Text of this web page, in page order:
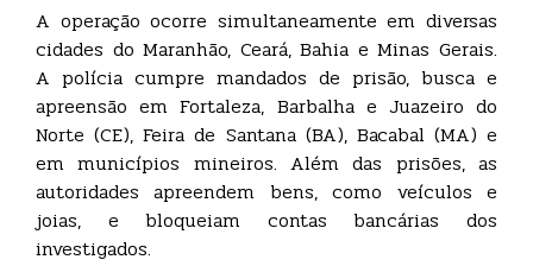
A operação ocorre simultaneamente em diversas
cidades do Maranhão, Ceará, Bahia e Minas Gerais.
A polícia cumpre mandados de prisão, busca e
apreensão em Fortaleza, Barbalha e Juazeiro do
Norte (CE), Feira de Santana (BA), Bacabal (MA) e
em municípios mineiros. Além das prisões, as
autoridades apreendem bens, como veículos e
joias, e bloqueiam contas bancárias dos
investigados.